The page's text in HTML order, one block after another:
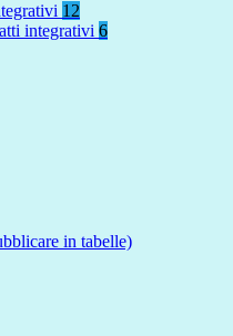
12
integrativi 6
in tabelle)